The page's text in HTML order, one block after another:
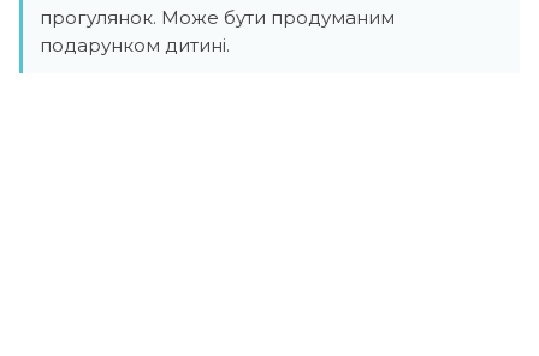
прогулянок. Може бути продуманим
подарунком дитині.